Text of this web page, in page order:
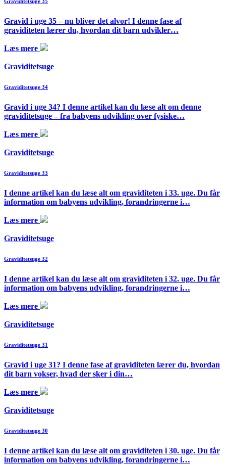
Graviditetsuge 35
Gravid i uge 35 – nu bliver det alvor! I denne fase af
graviditeten lærer du, hvordan dit barn udvikler…
Læs mere
Graviditetsuge
Graviditetsuge 34
Gravid i uge 34? I denne artikel kan du læse alt om denne
graviditetsuge – fra babyens udvikling over fysiske…
Læs mere
Graviditetsuge
Graviditetsuge 33
I denne artikel kan du læse alt om graviditeten i 33. uge. Du får
information om babyens udvikling, forandringerne i…
Læs mere
Graviditetsuge
Graviditetsuge 32
I denne artikel kan du læse alt om graviditeten i 32. uge. Du får
information om babyens udvikling, forandringerne i…
Læs mere
Graviditetsuge
Graviditetsuge 31
Gravid i uge 31? I denne fase af graviditeten lærer du, hvordan
dit barn vokser, hvad der sker i din…
Læs mere
Graviditetsuge
Graviditetsuge 30
I denne artikel kan du læse alt om graviditeten i 30. uge. Du får
information om babyens udvikling, forandringerne i…